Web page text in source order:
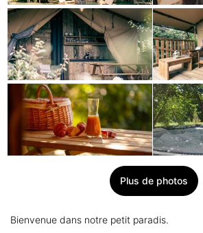
Plus de photos
Bienvenue dans notre petit paradis.